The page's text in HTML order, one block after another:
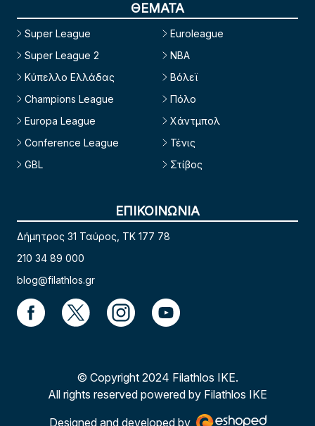
ΘΕΜΑΤΑ
Super League
Super League 2
Κύπελλο Ελλάδας
Champions League
Europa League
Conference League
GBL
Euroleague
NBA
Βόλεϊ
Πόλο
Χάντμπολ
Τένις
Στίβος
ΕΠΙΚΟΙΝΩΝΙΑ
Δήμητρος 31 Ταύρος, TK 177 78
210 34 89 000
blog@filathlos.gr
© Copyright 2024 Filathlos ΙΚΕ.
All rights reserved powered by Filathlos ΙΚΕ
Designed and developed by